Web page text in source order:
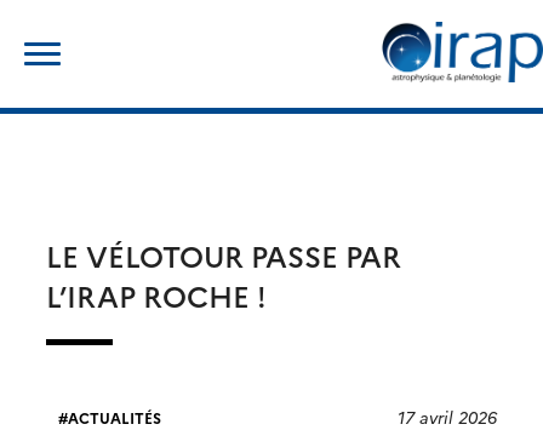
content
LE VÉLOTOUR PASSE PAR
L’IRAP ROCHE !
ACTUALITÉS 17 avril 2026